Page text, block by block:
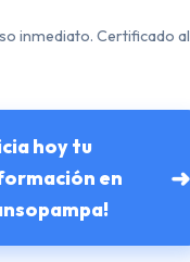
inmediato. Certificado al
hoy tu
en
➜